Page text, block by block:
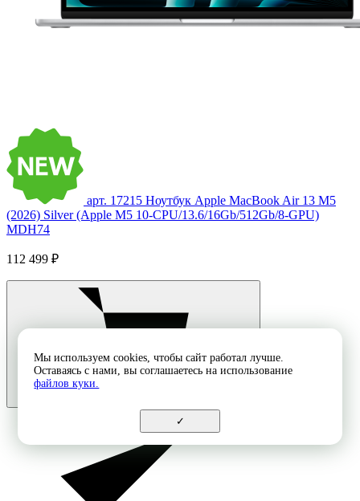
арт. 17215 Ноутбук Apple MacBook Air 13 M5
(2026) Silver (Apple M5 10-CPU/13.6/16Gb/512Gb/8-GPU)
MDH74
112 499 ₽
Мы используем cookies, чтобы сайт работал лучше.
Оставаясь с нами, вы соглашаетесь на использование
файлов куки.
✓